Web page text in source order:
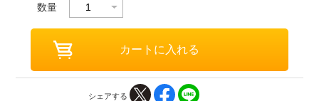
数量
シェアする